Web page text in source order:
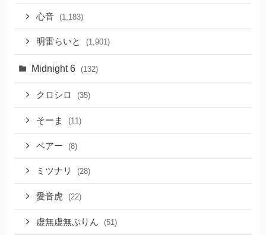
心音 (1,183)
明雷らいと (1,901)
Midnight 6 (132)
クロシロ (35)
そーま (11)
ベアー (8)
ミツナリ (28)
愛音虎 (22)
虚無虚無ぷりん (51)